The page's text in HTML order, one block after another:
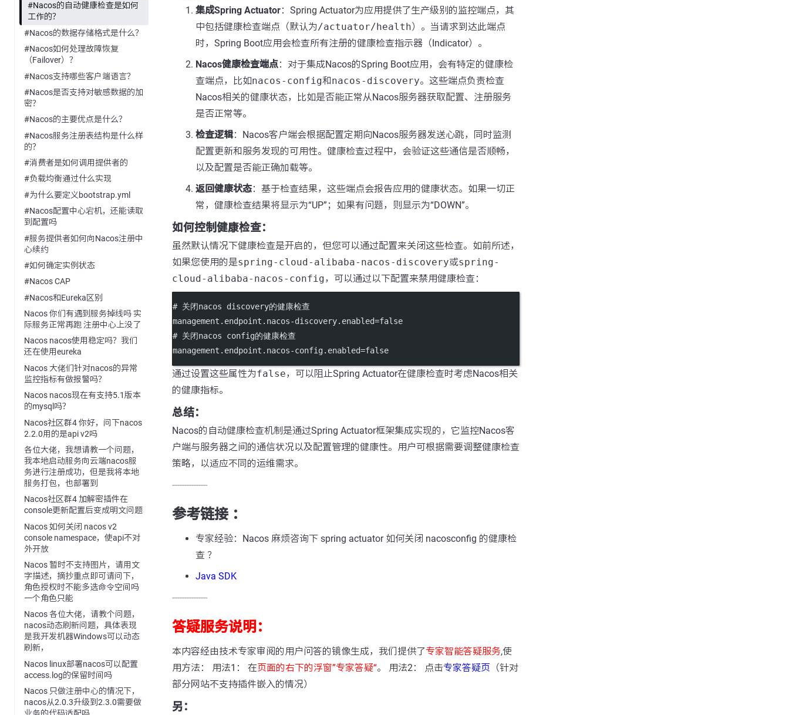
#Nacos的自动健康检查是如何
工作的？
#Nacos的数据存储格式是什么？
#Nacos如何处理故障恢复
（Failover）？
#Nacos支持哪些客户端语言？
#Nacos是否支持对敏感数据的加
密？
#Nacos的主要优点是什么？
#Nacos服务注册表结构是什么样
的？
#消费者是如何调用提供者的
#负载均衡通过什么实现
#为什么要定义bootstrap.yml
#Nacos配置中心宕机，还能读取
到配置吗
#服务提供者如何向Nacos注册中
心续约
#如何确定实例状态
#Nacos CAP
#Nacos和Eureka区别
Nacos 你们有遇到服务掉线吗 实
际服务正常再跑 注册中心上没了
Nacos nacos使用稳定吗？我们
还在使用eureka
Nacos 大佬们针对nacos的异常
监控指标有做报警吗？
Nacos nacos现在有支持5.1版本
的mysql吗？
Nacos社区群4 你好，问下nacos
2.2.0用的是api v2吗
各位大佬，我想请教一个问题，
我本地启动服务向云端nacos服
务进行注册成功，但是我将本地
服务打包，也部署到
Nacos社区群4 加解密插件在
console更新配置后变成明文问题
Nacos 如何关闭 nacos v2
console namespace，使api不对
外开放
Nacos 暂时不支持图片，请用文
字描述，摘抄重点即可请问下，
角色授权时不能多选命令空间吗
一个角色只能
Nacos 各位大佬，请教个问题，
nacos动态刷新问题，具体表现
是我开发机器Windows可以动态
刷新，
Nacos linux部署nacos可以配置
access.log的保留时间吗
Nacos 只做注册中心的情况下，
nacos从2.0.3升级到2.3.0需要做
集成Spring Actuator：Spring Actuator为应用提供了生产级别的监控端点，其
中包括健康检查端点（默认为/actuator/health）。当请求到达此端点
时，Spring Boot应用会检查所有注册的健康检查指示器（Indicator）。
Nacos健康检查端点：对于集成Nacos的Spring Boot应用，会有特定的健康检
查端点，比如nacos-config和nacos-discovery。这些端点负责检查
Nacos相关的健康状态，比如是否能正常从Nacos服务器获取配置、注册服务
是否正常等。
检查逻辑：Nacos客户端会根据配置定期向Nacos服务器发送心跳，同时监测
配置更新和服务发现的可用性。健康检查过程中，会验证这些通信是否顺畅，
以及配置是否能正确加载等。
返回健康状态：基于检查结果，这些端点会报告应用的健康状态。如果一切正
常，健康检查结果将显示为“UP”；如果有问题，则显示为“DOWN”。
如何控制健康检查：
虽然默认情况下健康检查是开启的，但您可以通过配置来关闭这些检查。如前所述，
如果您使用的是spring-cloud-alibaba-nacos-discovery或spring-
cloud-alibaba-nacos-config，可以通过以下配置来禁用健康检查：
# 关闭nacos discovery的健康检查
management.endpoint.nacos-discovery.enabled=false
# 关闭nacos config的健康检查
management.endpoint.nacos-config.enabled=false
通过设置这些属性为false，可以阻止Spring Actuator在健康检查时考虑Nacos相关
的健康指标。
总结：
Nacos的自动健康检查机制是通过Spring Actuator框架集成实现的，它监控Nacos客
户端与服务器之间的通信状况以及配置管理的健康性。用户可根据需要调整健康检查
策略，以适应不同的运维需求。
---------------
参考链接 ：
专家经验：Nacos 麻烦咨询下 spring actuator 如何关闭 nacosconfig 的健康检
查 ？
Java SDK
---------------
答疑服务说明：
本内容经由技术专家审阅的用户问答的镜像生成，我们提供了专家智能答疑服务,使
用方法： 用法1： 在页面的右下的浮窗”专家答疑“。 用法2： 点击专家答疑页 （针对
部分网站不支持插件嵌入的情况）
另：